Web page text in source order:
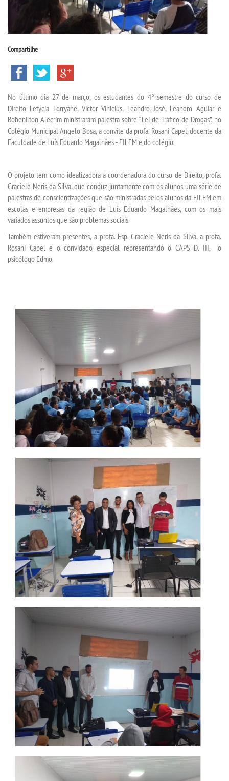
TECNOLÓGICOS
VESTIBULAR
INSCREVA-SE
SEGUNDA GRADUAÇÃO
MATRÍCULA
EDITAL
DESTAQUES
REVISTAS ELETRÔNICAS
MANUAIS
REGULAMENTOS
REGIMENTOS
RELATÓRIOS
CPA
PPC
PLANOS
RESOLUÇÕES
RELATOS
LOGIN
PORTAL DE ALUNOS
PORTAL DE PROFESSORES/ACADÊMICO
UNIESP
Compartilhe
No último dia 27 de março, os estudantes do 4° semestre do curso de
Direito Letycia Lorryane, Victor Vinicius, Leandro José, Leandro Aguiar e
Robenilton Alecrim ministraram palestra sobre “Lei de Tráfico de Drogas”, no
Colégio Municipal Angelo Bosa, a convite da profa. Rosani Capel, docente da
Faculdade de Luís Eduardo Magalhães - FILEM e do colégio.
O projeto tem como idealizadora a coordenadora do curso de Direito, profa.
Graciele Neris da Silva, que conduz juntamente com os alunos uma série de
palestras de conscientizações que são ministradas pelos alunos da FILEM em
escolas e empresas da região de Luís Eduardo Magalhães, com os mais
variados assuntos que são problemas sociais.
Também estiveram presentes, a profa. Esp. Graciele Neris da Silva, a profa.
Rosani Capel e o convidado especial representando o CAPS D. III, o
psicólogo Edmo.